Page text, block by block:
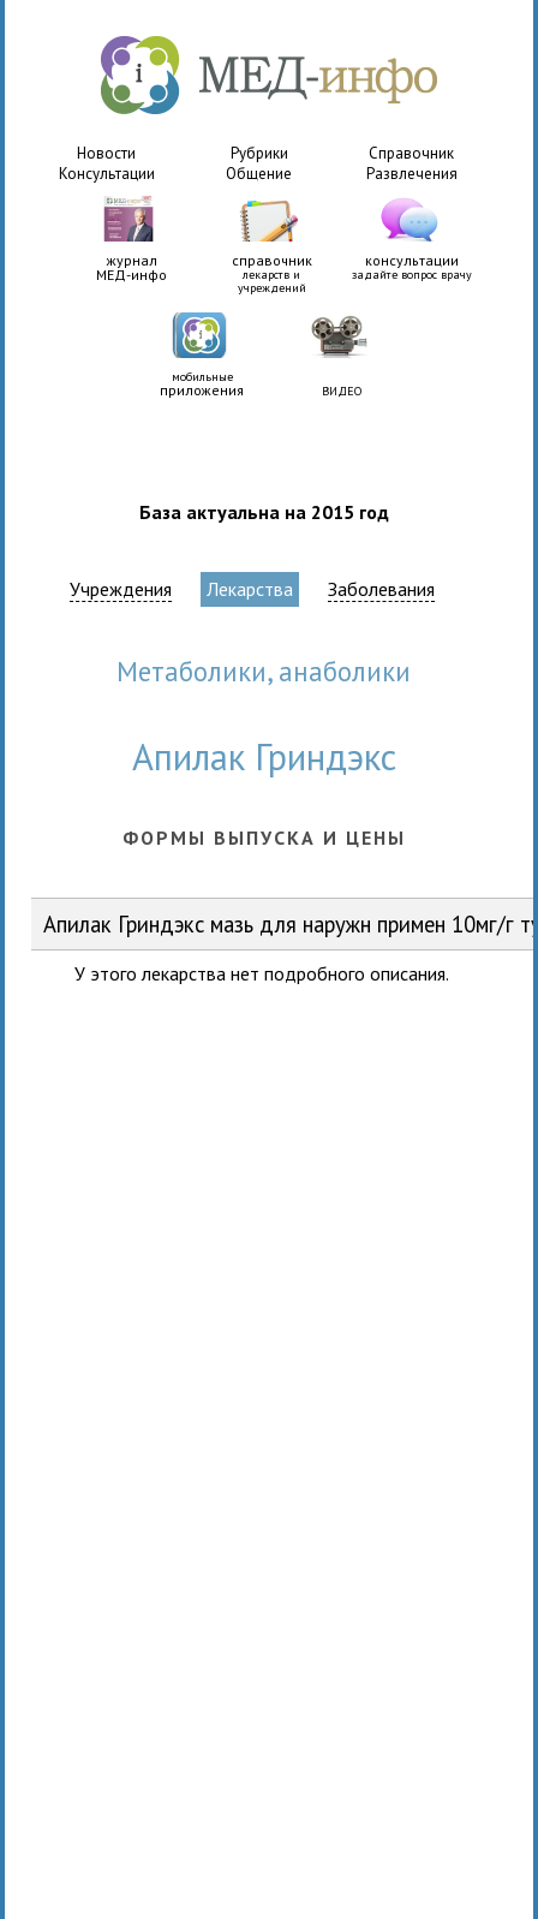
Новости Рубрики
Справочник
Консультации
Общение Развлечения
журнал
МЕД-инфо
справочник
лекарств и
учреждений
консультации
задайте вопрос врачу
мобильные
приложения ВИДЕО
База актуальна на 2015 год
Учреждения Лекарства Заболевания
метаболики, анаболики
Апилак Гриндэкс
ФОРМЫ ВЫПУСКА И ЦЕНЫ
Апилак Гриндэкс мазь для наружн примен 10мг/г
У этого лекарства нет подробного описания.